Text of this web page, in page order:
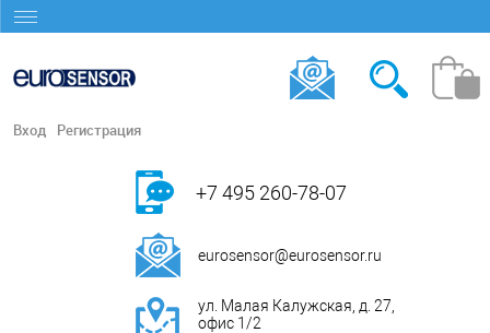
Вход Регистрация
+7 495 260-78-07
eurosensor@eurosensor.ru
ул. Малая Калужская, д. 27,
офис 1/2